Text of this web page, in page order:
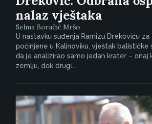
nalaz vještaka
Selma Boračić Mršo
U nastavku suđenja Ramizu Drekoviću za
počinjene u Kalinoviku, vještak balističke
da je analizirao samo jedan krater – onaj
zemlju, dok drugi...